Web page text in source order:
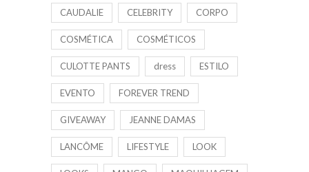
CAUDALIE CELEBRITY CORPO
COSMÉTICA COSMÉTICOS
CULOTTE PANTS dress ESTILO
EVENTO FOREVER TREND
GIVEAWAY JEANNE DAMAS
LANCÔME LIFESTYLE LOOK